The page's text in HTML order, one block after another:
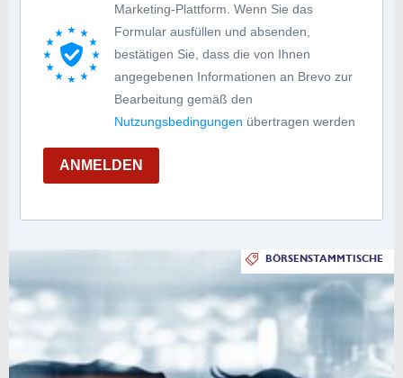
Marketing-Plattform. Wenn Sie das
Formular ausfüllen und absenden,
bestätigen Sie, dass die von Ihnen
angegebenen Informationen an Brevo zur
Bearbeitung gemäß den
Nutzungsbedingungen übertragen werden
ANMELDEN
BÖRSENSTAMMTISCHE